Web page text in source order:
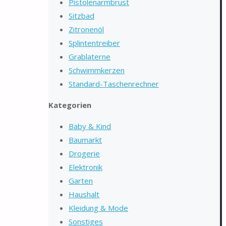
Pistolenarmbrust
Sitzbad
Zitronenöl
Splintentreiber
Grablaterne
Schwimmkerzen
Standard-Taschenrechner
Kategorien
Baby & Kind
Baumarkt
Drogerie
Elektronik
Garten
Haushalt
Kleidung & Mode
Sonstiges